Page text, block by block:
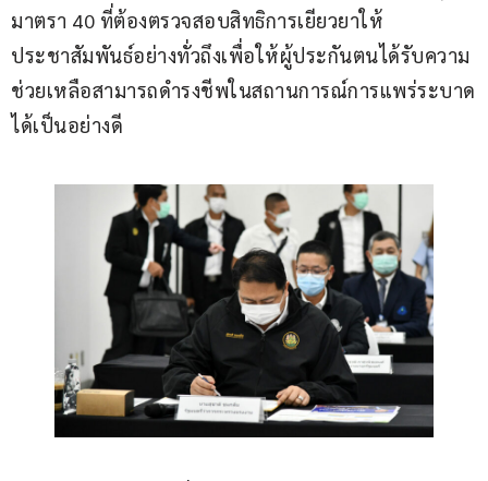
มาตรา 40 ที่ต้องตรวจสอบสิทธิการเยียวยาให้
ประชาสัมพันธ์อย่างทั่วถึงเพื่อให้ผู้ประกันตนได้รับความ
ช่วยเหลือสามารถดำรงชีพในสถานการณ์การแพร่ระบาด
ได้เป็นอย่างดี